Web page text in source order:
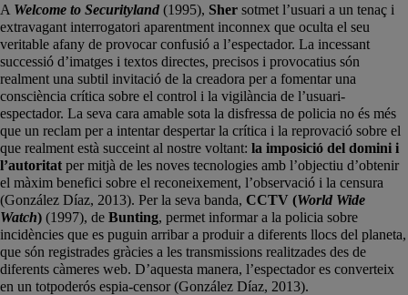
A Welcome to Securityland (1995), Sher sotmet l’usuari a un tenaç i
extravagant interrogatori aparentment inconnex que oculta el seu
veritable afany de provocar confusió a l’espectador. La incessant
successió d’imatges i textos directes, precisos i provocatius són
realment una subtil invitació de la creadora per a fomentar una
consciència crítica sobre el control i la vigilància de l’usuari-
espectador. La seva cara amable sota la disfressa de policia no és més
que un reclam per a intentar despertar la crítica i la reprovació sobre el
que realment està succeint al nostre voltant: la imposició del domini i
l’autoritat per mitjà de les noves tecnologies amb l’objectiu d’obtenir
el màxim benefici sobre el reconeixement, l’observació i la censura
(González Díaz, 2013). Per la seva banda, CCTV (World Wide
Watch) (1997), de Bunting, permet informar a la policia sobre
incidències que es puguin arribar a produir a diferents llocs del planeta,
que són registrades gràcies a les transmissions realitzades des de
diferents càmeres web. D’aquesta manera, l’espectador es converteix
en un totpoderós espia-censor (González Díaz, 2013).